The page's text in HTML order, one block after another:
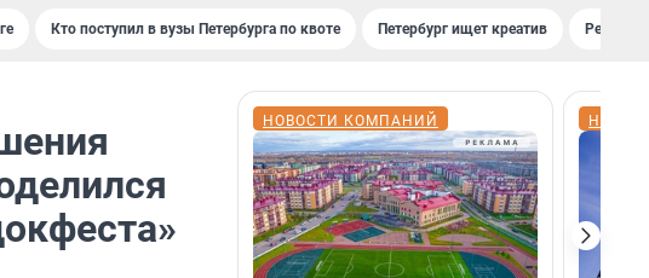
Кто поступил в вузы Петербурга по квоте Петербург ищет креатив
НОВОСТИ КОМПАНИЙ